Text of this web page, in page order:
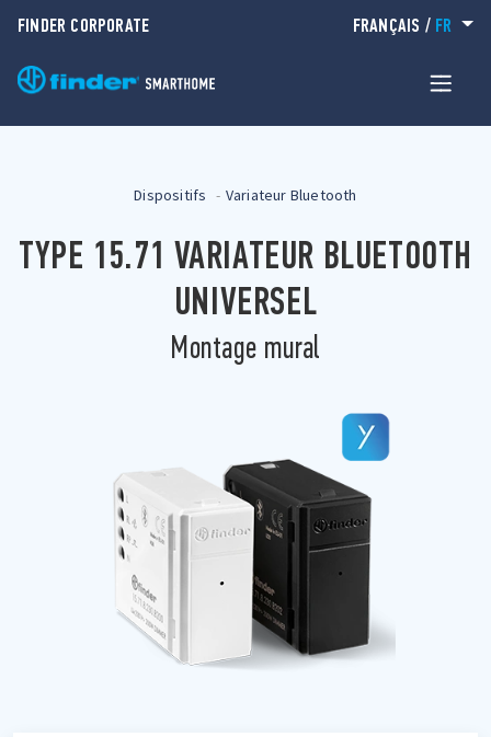
FINDER CORPORATE FRANÇAIS / FR
Dispositifs Variateur Bluetooth
TYPE 15.71 VARIATEUR BLUETOOTH
UNIVERSEL
Montage mural